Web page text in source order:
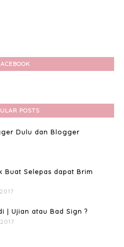
POSTS
Dulu dan Blogger
Buat Selepas dapat Brim
| Ujian atau Bad Sign ?